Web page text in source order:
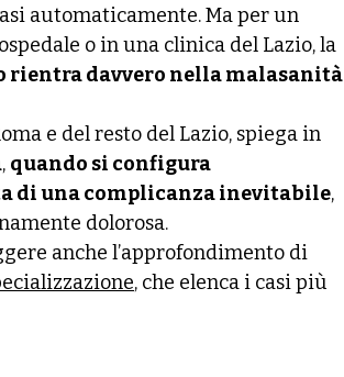
automaticamente. Ma per un
o in una clinica del Lazio, la
rientra davvero nella malasanità
e del resto del Lazio, spiega in
, quando si configura
di una complicanza inevitabile,
dolorosa.
anche l’approfondimento di
, che elenca i casi più